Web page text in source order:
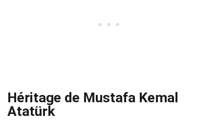
Héritage de Mustafa Kemal
Atatürk